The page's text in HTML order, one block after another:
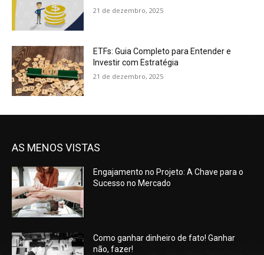
21 de dezembro, 2025
ETFs: Guia Completo para Entender e
Investir com Estratégia
21 de dezembro, 2025
AS MENOS VISTAS
Engajamento no Projeto: A Chave para o
Sucesso no Mercado
Como ganhar dinheiro de fato! Ganhar
não, fazer!